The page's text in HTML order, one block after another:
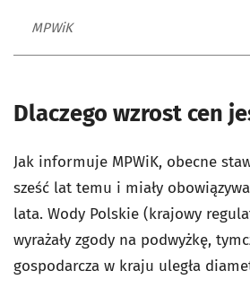
MPWiK
Dlaczego wzrost cen
Jak informuje MPWiK, obecne
sześć lat temu i miały
lata. Wody Polskie (krajowy
wyrażały zgody na podwyżkę,
gospodarcza w kraju uległa